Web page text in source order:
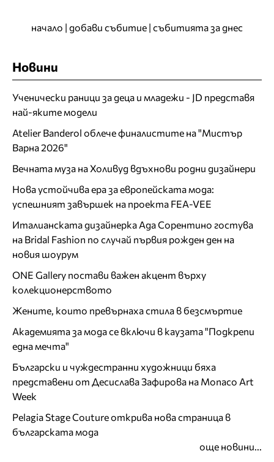
начало | добави събитие | събитията за днес
Новини
Ученически раници за деца и младежи - JD представя
най-яките модели
Atelier Banderol облече финалистите на "Мистър
Варна 2026"
Вечната муза на Холивуд вдъхнови родни дизайнери
Нова устойчива ера за европейската мода:
успешният завършек на проекта FEA-VEE
Италианската дизайнерка Ада Сорентино гостува
на Bridal Fashion по случай първия рожден ден на
новия шоурум
ONE Gallery постави важен акцент върху
колекционерството
Жените, които превърнаха стила в безсмъртие
Академията за мода се включи в каузата "Подкрепи
една мечта"
Български и чуждестранни художници бяха
представени от Десислава Зафирова на Monaco Art
Week
Pelagia Stage Couture открива нова страница в
българската мода
още новини...